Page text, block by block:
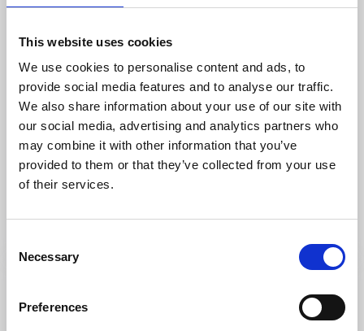
This website uses cookies
We use cookies to personalise content and ads, to
provide social media features and to analyse our traffic.
We also share information about your use of our site with
our social media, advertising and analytics partners who
may combine it with other information that you’ve
provided to them or that they’ve collected from your use
of their services.
Selection
Necessary
Preferences
Kesberget Bikepark
Vårgårda